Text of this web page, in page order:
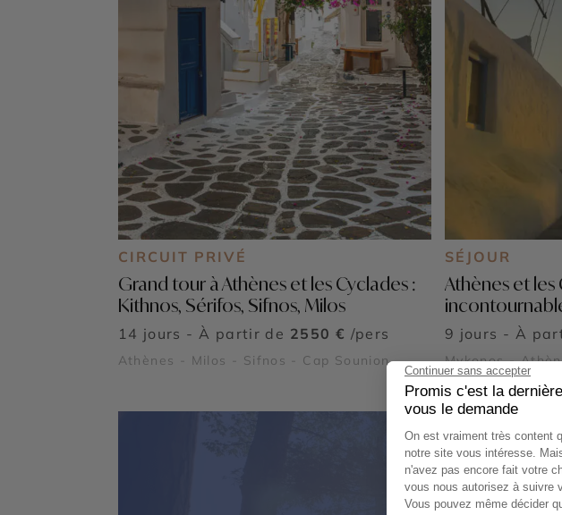
CIRCUIT PRIVÉ
Grand tour à Athènes et les Cyclades :
Kithnos, Sérifos, Sifnos, Milos
14 jours - À partir de 2550 € /pers
Athènes - Milos - Sifnos - Cap Sounion
SÉJOUR
Athènes et les
9 jours - À
Mykonos -
Athènes - Délos